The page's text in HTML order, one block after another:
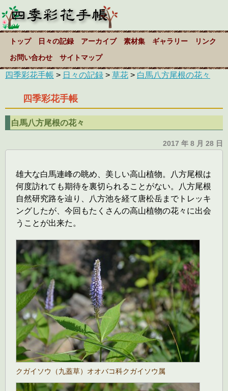
トップ 日々の記録 アーカイブ 素材集 ギャラリー リンク
お問い合わせ サイトマップ
四季彩花手帳 > 日々の記録 > 草花 > 白馬八方尾根の花々
四季彩花手帳
白馬八方尾根の花々
2017 年 8 月 28 日
雄大な白馬連峰の眺め、美しい高山植物。八方尾根は
何度訪れても期待を裏切られることがない。八方尾根
自然研究路を辿り、八方池を経て唐松岳までトレッキ
ングしたが、今回もたくさんの高山植物の花々に出会
うことが出来た。
クガイソウ（九蓋草）オオバコ科クガイソウ属